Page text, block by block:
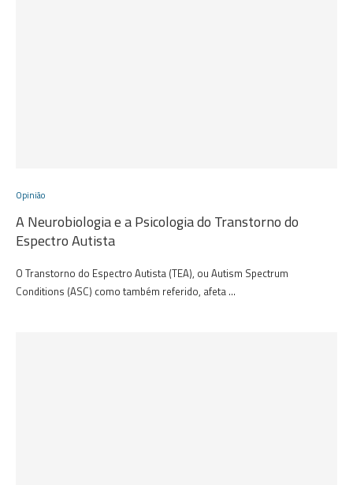
Opinião
A Neurobiologia e a Psicologia do Transtorno do
Espectro Autista
O Transtorno do Espectro Autista (TEA), ou Autism Spectrum
Conditions (ASC) como também referido, afeta …